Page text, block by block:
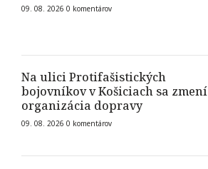
09. 08. 2026 0 komentárov
Na ulici Protifašistických
bojovníkov v Košiciach sa zmení
organizácia dopravy
09. 08. 2026 0 komentárov